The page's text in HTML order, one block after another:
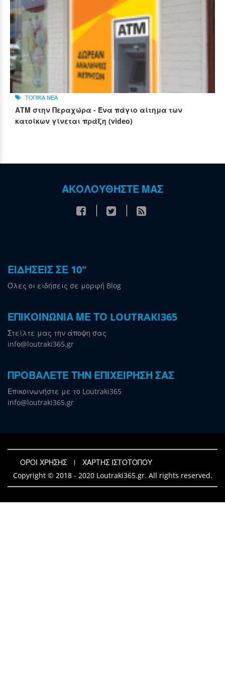
ΤΟΠΙΚΑ ΝΕΑ
ΑΤΜ στην Περαχώρα - Ένα πάγιο αίτημα των
κατοίκων γίνεται πράξη (video)
ΑΚΟΛΟΥΘΗΣΤΕ ΜΑΣ
ΕΙΔΗΣΕΙΣ ΣΕ 10"
Όλες οι ειδήσεις σε μορφή Blog
ΕΠΙΚΟΙΝΩΝΙΑ ΜΕ ΤΟ LOUTRAKI365
Στείλτε μας την άποψη σας
info@loutraki365.gr
ΠΡΟΒΑΛΕΤΕ ΤΗΝ ΕΠΙΧΕΙΡΗΣΗ ΣΑΣ
Επικοινωνήστε με το Loutraki365
info@loutraki365.gr
ΟΡΟΙ ΧΡΗΣΗΣ
ΧΑΡΤΗΣ ΙΣΤΟΤΟΠΟΥ
Copyright © 2018 - 2020 Loutraki365.gr. All rights reserved.